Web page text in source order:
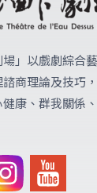
」 以戲劇綜合
商理論及技巧
康、群我關係